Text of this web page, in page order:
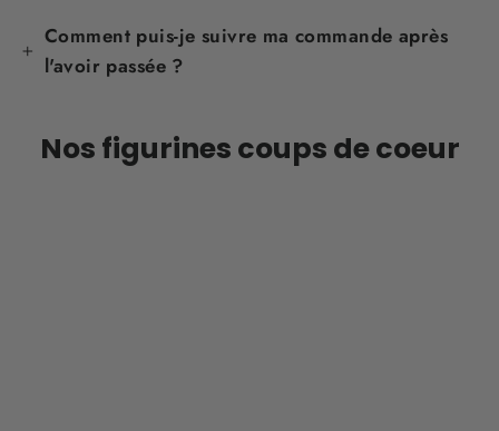
Comment puis-je suivre ma commande après
l'avoir passée ?
Nos figurines coups de coeur